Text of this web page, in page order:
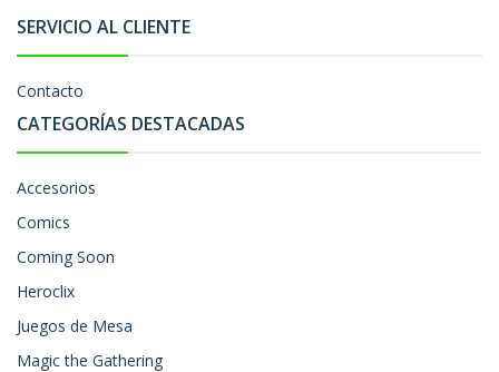
SERVICIO AL CLIENTE
Contacto
CATEGORÍAS DESTACADAS
Accesorios
Comics
Coming Soon
Heroclix
Juegos de Mesa
Magic the Gathering